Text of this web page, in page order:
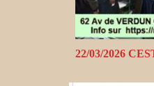
22/03/2026